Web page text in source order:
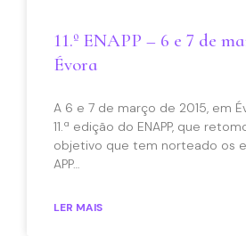
11.º ENAPP – 6 e 7 de
Évora
A 6 e 7 de março de 2015, em
11.ª edição do ENAPP, que
objetivo que tem norteado os
APP…
LER MAIS